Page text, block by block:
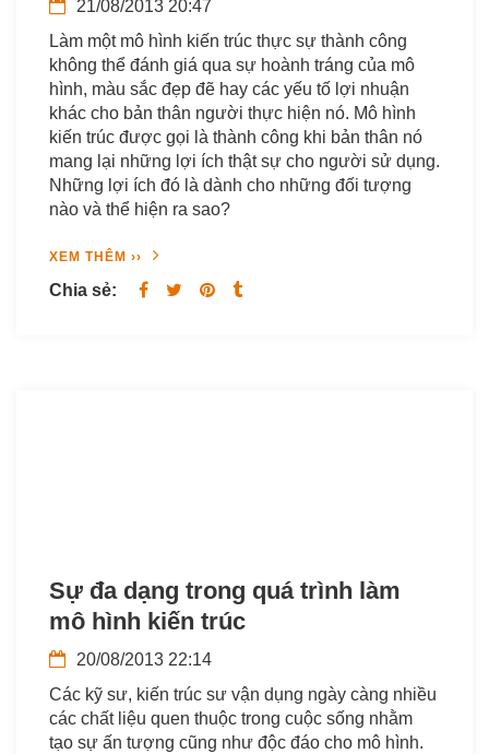
21/08/2013 20:47
Làm một mô hình kiến trúc thực sự thành công
không thể đánh giá qua sự hoành tráng của mô
hình, màu sắc đẹp đẽ hay các yếu tố lợi nhuận
khác cho bản thân người thực hiện nó. Mô hình
kiến trúc được gọi là thành công khi bản thân nó
mang lại những lợi ích thật sự cho người sử dụng.
Những lợi ích đó là dành cho những đối tượng
nào và thể hiện ra sao?
XEM THÊM ››
Chia sẻ:
Sự đa dạng trong quá trình làm
mô hình kiến trúc
20/08/2013 22:14
Các kỹ sư, kiến trúc sư vận dụng ngày càng nhiều
các chất liệu quen thuộc trong cuộc sống nhằm
tạo sự ấn tượng cũng như độc đáo cho mô hình.